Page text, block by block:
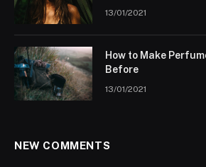
13/01/2021
How to Make
Before
13/01/2021
NEW COMMENTS